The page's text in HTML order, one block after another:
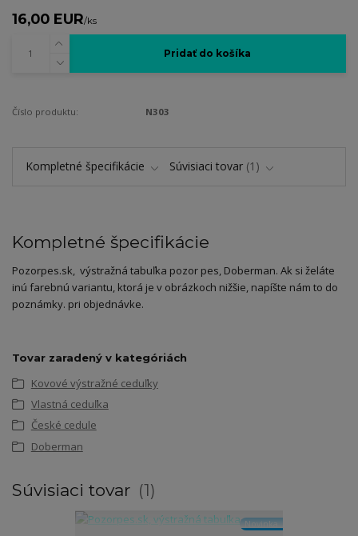
16,00 EUR/ks
Pridať do košíka
Číslo produktu: N303
Kompletné špecifikácie Súvisiaci tovar 1
Kompletné špecifikácie
Pozorpes.sk, výstražná tabuľka pozor pes, Doberman. Ak si želáte
inú farebnú variantu, ktorá je v obrázkoch nižšie, napíšte nám to do
poznámky. pri objednávke.
Tovar zaradený v kategóriách
Kovové výstražné ceduľky
Vlastná ceduľka
České cedule
Doberman
Súvisiaci tovar 1
Novinka